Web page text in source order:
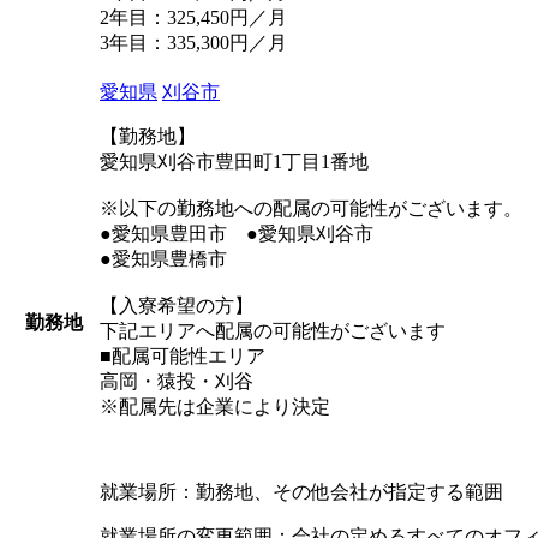
2年目：325,450円／月
3年目：335,300円／月
勤務地
愛知県 刈谷市
【勤務地】
愛知県刈谷市豊田町1丁目1番地
※以下の勤務地への配属の可能性がございます。
●愛知県豊田市 ●愛知県刈谷市
●愛知県豊橋市
【入寮希望の方】
下記エリアへ配属の可能性がございます
■配属可能性エリア
高岡・猿投・刈谷
※配属先は企業により決定
就業場所：勤務地、その他会社が指定する範囲